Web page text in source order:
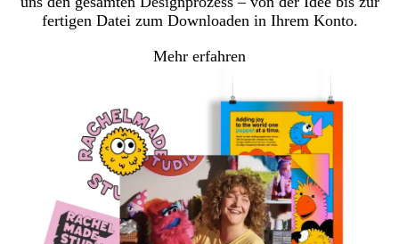
fertigen Datei zum Downloaden in Ihrem Konto.
Mehr erfahren